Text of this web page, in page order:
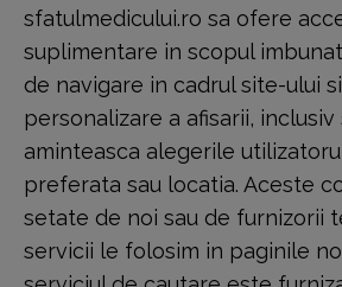
sfatulmedicului.ro sa ofere
suplimentare in scopul
de navigare in cadrul site-ului
personalizare a afisarii, inclusiv
aminteasca alegerile
preferata sau locatia. Aceste
setate de noi sau de furnizorii
servicii le folosim in paginile